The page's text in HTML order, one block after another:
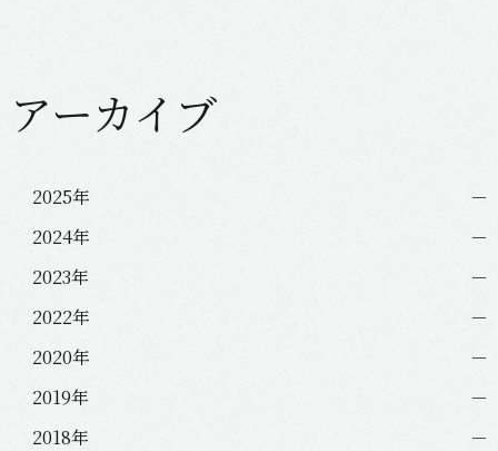
ー
シ
アーカイブ
2025年
2024年
2023年
2022年
2020年
2019年
2018年